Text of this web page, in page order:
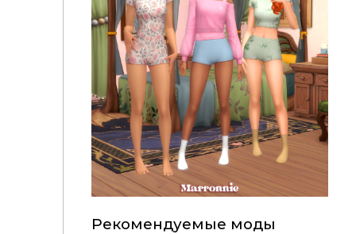
Рекомендуемые моды